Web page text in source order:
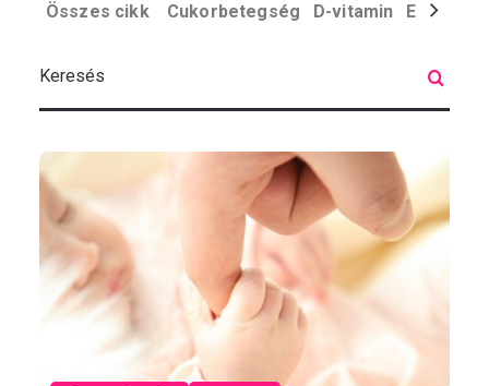
Összes cikk Cukorbetegség D-vitamin Egyéb